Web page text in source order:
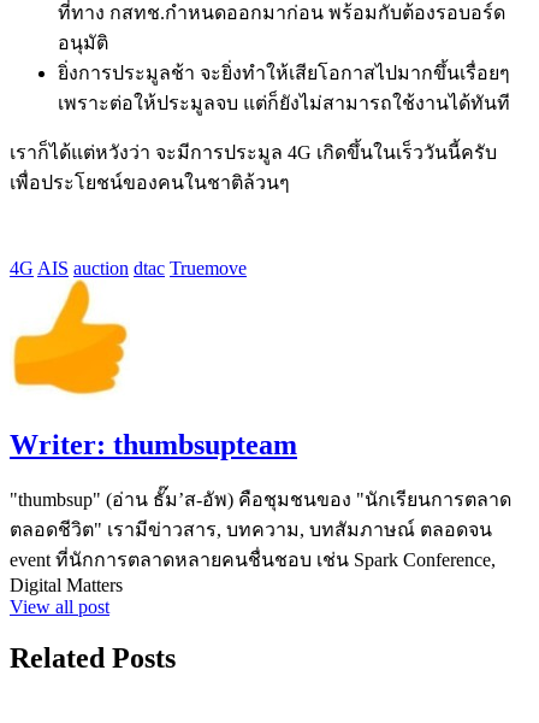
ที่ทาง กสทช.กำหนดออกมาก่อน พร้อมกับต้องรอบอร์ด
อนุมัติ
ยิ่งการประมูลช้า จะยิ่งทำให้เสียโอกาสไปมากขึ้นเรื่อยๆ
เพราะต่อให้ประมูลจบ แต่ก็ยังไม่สามารถใช้งานได้ทันที
เราก็ได้แต่หวังว่า จะมีการประมูล 4G เกิดขึ้นในเร็ววันนี้ครับ
เพื่อประโยชน์ของคนในชาติล้วนๆ
4G AIS auction dtac Truemove
Writer: thumbsupteam
"thumbsup" (อ่าน ธั๊ม’ส-อัพ) คือชุมชนของ "นักเรียนการตลาด
ตลอดชีวิต" เรามีข่าวสาร, บทความ, บทสัมภาษณ์ ตลอดจน
event ที่นักการตลาดหลายคนชื่นชอบ เช่น Spark Conference,
Digital Matters
View all post
Related Posts